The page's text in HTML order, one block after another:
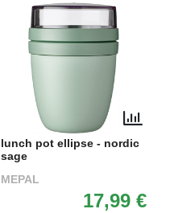
lunch pot ellipse - nordic
sage
MEPAL
17,99 €